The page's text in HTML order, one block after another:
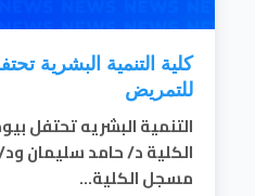
كلية التنمية البشرية
للتمريض
الكلية د/ حامد سليمان
مسجل الكلية...